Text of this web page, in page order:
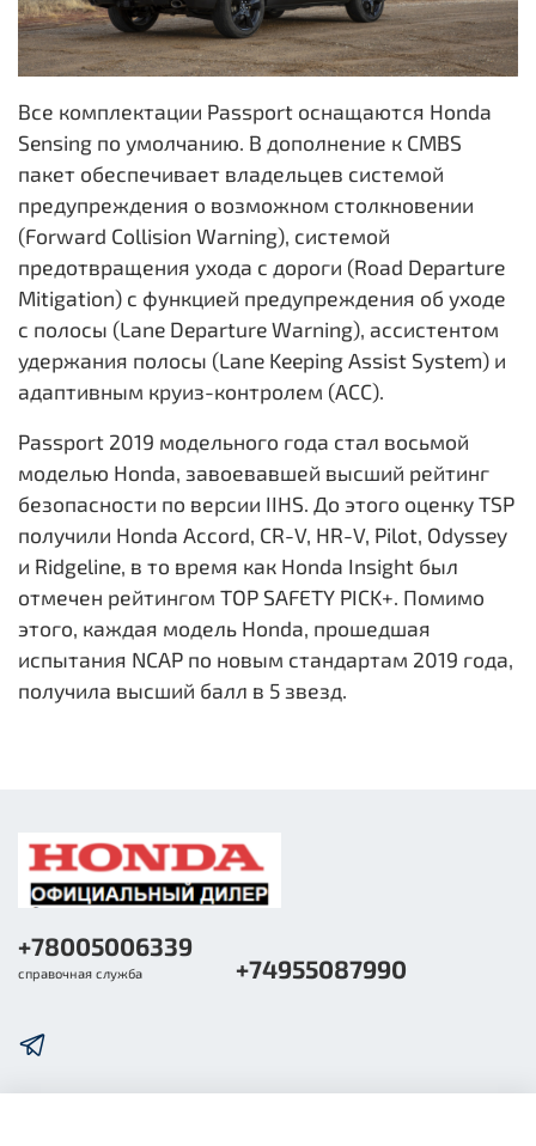
Все комплектации Passport оснащаются Honda
Sensing по умолчанию. В дополнение к CMBS
пакет обеспечивает владельцев системой
предупреждения о возможном столкновении
(Forward Collision Warning), системой
предотвращения ухода с дороги (Road Departure
Mitigation) с функцией предупреждения об уходе
с полосы (Lane Departure Warning), ассистентом
удержания полосы (Lane Keeping Assist System) и
адаптивным круиз-контролем (ACC).
Passport 2019 модельного года стал восьмой
моделью Honda, завоевавшей высший рейтинг
безопасности по версии IIHS. До этого оценку TSP
получили Honda Accord, CR-V, HR-V, Pilot, Odyssey
и Ridgeline, в то время как Honda Insight был
отмечен рейтингом TOP SAFETY PICK+. Помимо
этого, каждая модель Honda, прошедшая
испытания NCAP по новым стандартам 2019 года,
получила высший балл в 5 звезд.
+78005006339
справочная служба +74955087990